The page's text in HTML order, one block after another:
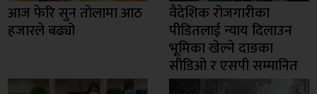
आज फेरि सुन तोलामा आठ
हजारले बढ्यो
वैदेशिक रोजगारीका
पीडितलाई न्याय दिलाउन
भूमिका खेल्ने दाङका
सीडिओ र एसपी सम्मानित